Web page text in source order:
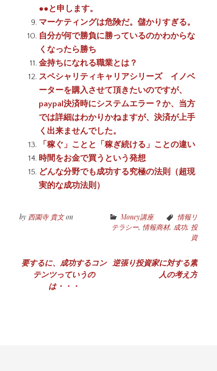
●●と申します。
マーケティングは危険だ。儲かりすぎる。
自分が何で勝負に勝っているのかわからな
くなったら勝ち
金持ちになれる職業とは？
スペシャリティキャリアシリーズ イノベ
ーターを購入させて頂きたいのですが、
paypal決済時にシステムエラー？か、当方
では詳細はわかりかねますが、決済が上手
く出来ませんでした。
「稼ぐ」ことと「稼ぎ続ける」ことの違い
時間をお金で買うという発想
どんな分野でも成功する究極の法則（超現
実的な成功法則）
by 西園寺 貴文on Money講座
情報リ
テラシー, 情報商材, 成功, 投
資
投
要するに、成功するコン
テンツっていうの
は・・・
逆張り投資家に対する素
人の考え方